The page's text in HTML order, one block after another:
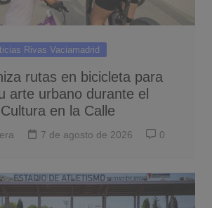
Rivas Vaciamadrid
rutas en bicicleta para
arte urbano durante el
en la Calle
7 de agosto de 2026 0